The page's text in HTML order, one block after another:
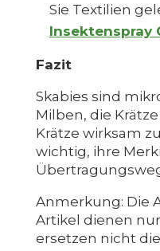
Sie Textilien
Insektenspray
Fazit
Skabies sind
Milben, die
Krätze wirksam
wichtig, ihre
Anmerkung: Die
Artikel dienen
ersetzen nicht